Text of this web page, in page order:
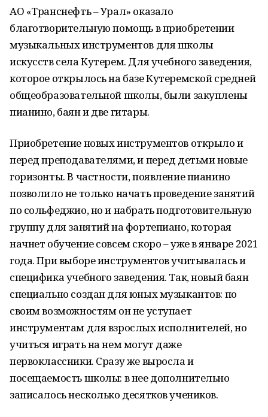
АО «Транснефть – Урал» оказало
благотворительную помощь в приобретении
музыкальных инструментов для школы
искусств села Кутерем. Для учебного заведения,
которое открылось на базе Кутеремской средней
общеобразовательной школы, были закуплены
пианино, баян и две гитары.
Приобретение новых инструментов открыло и
перед преподавателями, и перед детьми новые
горизонты. В частности, появление пианино
позволило не только начать проведение занятий
по сольфеджио, но и набрать подготовительную
группу для занятий на фортепиано, которая
начнет обучение совсем скоро – уже в январе 2021
года. При выборе инструментов учитывалась и
специфика учебного заведения. Так, новый баян
специально создан для юных музыкантов: по
своим возможностям он не уступает
инструментам для взрослых исполнителей, но
учиться играть на нем могут даже
первоклассники. Сразу же выросла и
посещаемость школы: в нее дополнительно
записалось несколько десятков учеников.